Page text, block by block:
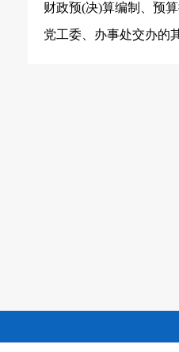
财政预(决)算编制、预
党工委、办事处交办的